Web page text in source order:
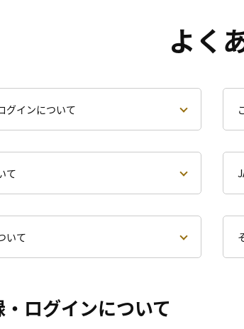
よく
グインについて
て
いて
ログインについて